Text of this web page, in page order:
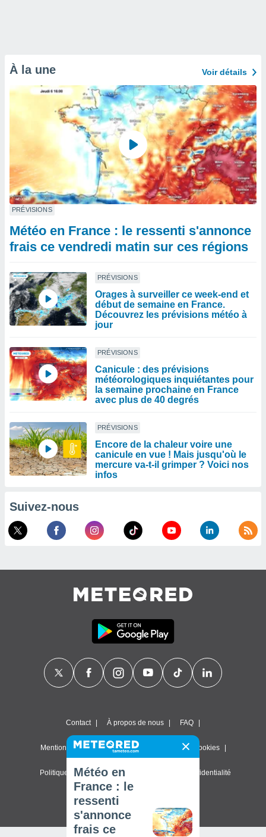
À la une Voir détails
PRÉVISIONS
Météo en France : le ressenti s'annonce
frais ce vendredi matin sur ces régions
PRÉVISIONS
Orages à surveiller ce week-end et
début de semaine en France.
Découvrez les prévisions météo à
jour
PRÉVISIONS
Canicule : des prévisions
météorologiques inquiétantes pour
la semaine prochaine en France
avec plus de 40 degrés
PRÉVISIONS
Encore de la chaleur voire une
canicule en vue ! Mais jusqu'où le
mercure va-t-il grimper ? Voici nos
infos
Suivez-nous
Contact À propos de nous FAQ
Mentions légales & Conditions d'utilisation Cookies
Politique de confidentialité Paramètres de confidentialité
© 2026 Meteored. Tous droits réservés
Météo en
France : le
ressenti
s'annonce
frais ce